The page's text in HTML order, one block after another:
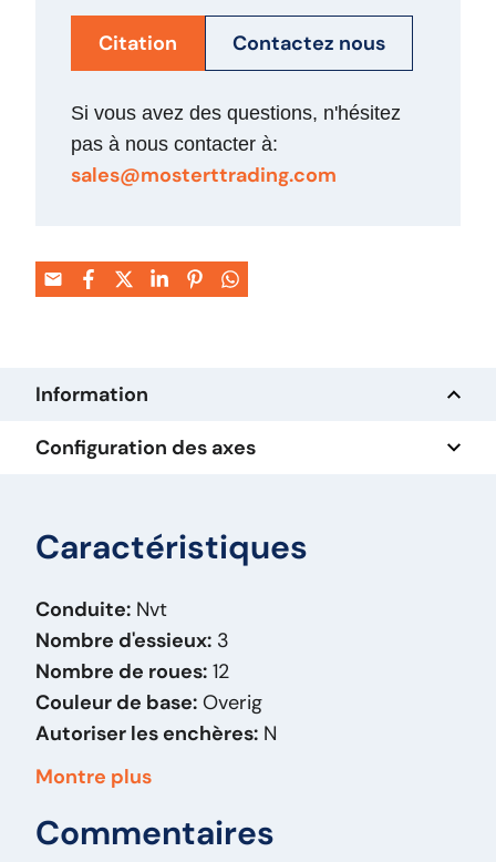
Citation Contactez nous
Si vous avez des questions, n'hésitez
pas à nous contacter à:
sales@mosterttrading.com
Information
Configuration des axes
Caractéristiques
Conduite: Nvt
Nombre d'essieux: 3
Nombre de roues: 12
Couleur de base: Overig
Autoriser les enchères: N
Année de fabrication:
Carburant:
Carrosserie:Semi-dieplader
Montre plus
Commentaires